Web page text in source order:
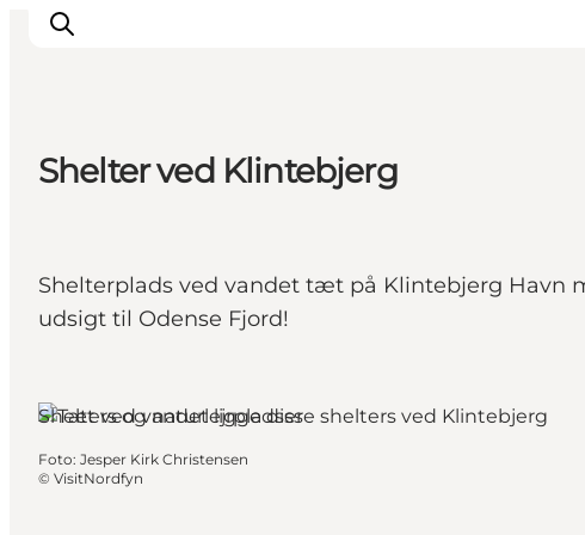
Spis og drik
Overnatning
Book oplevelser
Shelter ved Klintebjerg
Shelterplads ved vandet tæt på Klintebjerg Havn
udsigt til Odense Fjord!
Shelters og naturlejrpladser
Foto: Jesper Kirk Christensen
© VisitNordfyn